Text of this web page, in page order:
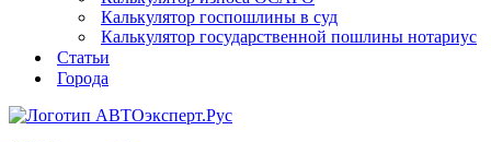
Калькулятор госпошлины в суд
Калькулятор государственной пошлины нотариус
Статьи
Города